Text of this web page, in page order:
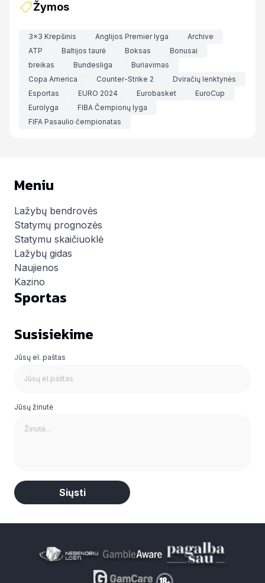
Žymos
3x3 Krepšinis Anglijos Premier lyga
Archive
ATP
Baltijos taurė Boksas
Bonusai
breikas
Bundesliga
Buriavimas
Copa America
Counter-Strike 2
Dviračių lenktynės
Esportas
EURO 2024 Eurobasket
EuroCup
Eurolyga
FIBA Čempionų lyga
FIFA Pasaulio čempionatas
Meniu
Lažybų bendrovės
Statymų prognozės
Statymu skaičiuoklė
Lažybų gidas
Naujienos
Kazino
Sportas
Susisiekime
Jūsų el. paštas
Jūsų žinutė